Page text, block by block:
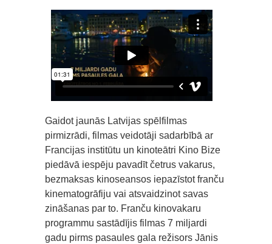
Gaidot jaunās Latvijas spēlfilmas
pirmizrādi, filmas veidotāji sadarbībā ar
Francijas institūtu un kinoteātri Kino Bize
piedāvā iespēju pavadīt četrus vakarus,
bezmaksas kinoseansos iepazīstot franču
kinematogrāfiju vai atsvaidzinot savas
zināšanas par to. Franču kinovakaru
programmu sastādījis filmas 7 miljardi
gadu pirms pasaules gala režisors Jānis